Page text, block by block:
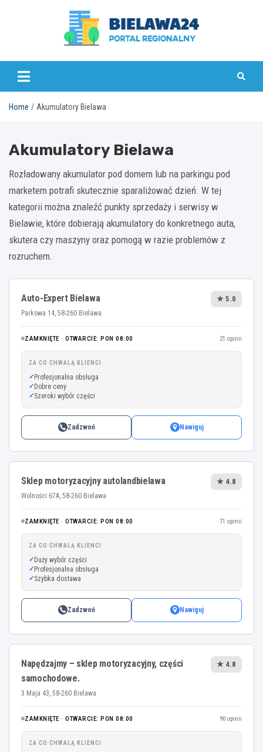
bielawa24.pl
Home Akumulatory Bielawa
Akumulatory Bielawa
Rozładowany akumulator pod domem lub na parkingu pod
marketem potrafi skutecznie sparaliżować dzień. W tej
kategorii można znaleźć punkty sprzedaży i serwisy w
Bielawie, które dobierają akumulatory do konkretnego auta,
skutera czy maszyny oraz pomogą w razie problemów z
rozruchem.
Auto-Expert Bielawa
Parkowa 14, 58-260 Bielawa
★ 5.0
ZAMKNIĘTE · OTWARCIE: PON 08:00 21 opinii
ZA CO CHWALĄ KLIENCI
Profesjonalna obsługa
Dobre ceny
Szeroki wybór części
Zadzwoń Nawiguj
Sklep motoryzacyjny autolandbielawa
Wolności 67A, 58-260 Bielawa
★ 4.8
ZAMKNIĘTE · OTWARCIE: PON 08:00 71 opinii
ZA CO CHWALĄ KLIENCI
Duży wybór części
Profesjonalna obsługa
Szybka dostawa
Zadzwoń Nawiguj
Napędzajmy – sklep motoryzacyjny, części
samochodowe.
3 Maja 43, 58-260 Bielawa
★ 4.8
ZAMKNIĘTE · OTWARCIE: PON 08:00 90 opinii
ZA CO CHWALĄ KLIENCI